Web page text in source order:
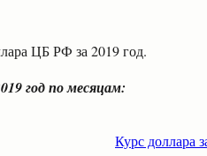
ЦБ РФ за 2019 год.
год по месяцам:
Курс доллара